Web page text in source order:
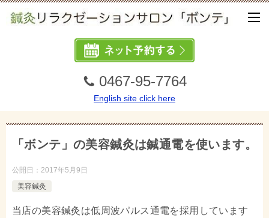
0467-95-7764
English site click here
「ボンテ」の美容鍼灸は鍼通電を使います。
公開日： 2017年5月9日
美容鍼灸
当店の美容鍼灸は低周波パルス通電を採用しています